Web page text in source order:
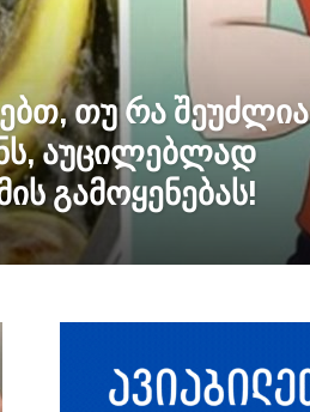
თუ რა შეუძლია
აუცილებლად
გამოყენებას!